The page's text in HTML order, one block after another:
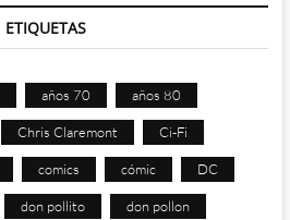
ETIQUETAS
años 70 años 80
Chris Claremont Ci-Fi
comics cómic DC
don pollito don pollon